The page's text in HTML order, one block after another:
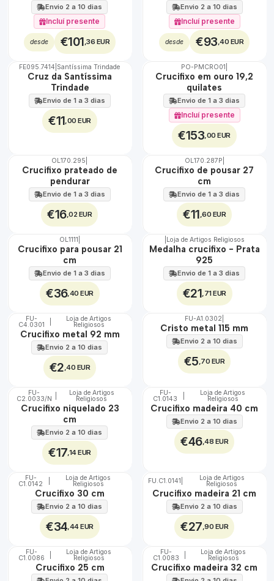
Envio 2 a 10 dias
Incluí presente
desde €101 ,36 EUR
Envio 2 a 10 dias
Incluí presente
desde €93 ,40 EUR
FE095.7414 Santíssima Trindade
Cruz da Santíssima
Trindade
Envio de 1 a 3 dias
€11 ,00 EUR
🇵🇹
PO-PMCRO01
Crucifixo em ouro 19,2
quilates
Envio de 1 a 3 dias
Incluí presente
€153 ,00 EUR
OL170.295
Crucifixo prateado de
pendurar
Envio de 1 a 3 dias
€16,02 EUR
OL170.287P
Crucifixo de pousar 27
cm
Envio de 1 a 3 dias
€11 ,60 EUR
OL1111
Crucifixo para pousar 21
cm
Envio de 1 a 3 dias
€36,40 EUR
🇵🇹
Loja de Artigos Religiosos
Medalha crucifixo - Prata
925
Envio de 1 a 3 dias
€21 ,71 EUR
🇵🇹
100%
FU-
C4.0301
Loja de Artigos
Religiosos
Crucifixo metal 92 mm
Envio 2 a 10 dias
€2 ,40 EUR
🇵🇹
100%
FU-A1.0302
Cristo metal 115 mm
Envio 2 a 10 dias
€5 ,70 EUR
🇵🇹
100%
FU-
C2.0033/N
Loja de Artigos
Religiosos
Crucifixo niquelado 23
cm
Envio 2 a 10 dias
€17,14 EUR
🇵🇹
100%
FU-
C1.0143
Loja de Artigos
Religiosos
Crucifixo madeira 40 cm
Envio 2 a 10 dias
€46,48 EUR
🇵🇹
100%
FU-
C1.0142
Loja de Artigos
Religiosos
Crucifixo 30 cm
Envio 2 a 10 dias
€34 ,44 EUR
🇵🇹
100%
FU.C1.0141 Loja de Artigos
Religiosos
Crucifixo madeira 21 cm
Envio 2 a 10 dias
€27 ,90 EUR
🇵🇹
100%
FU-
C1.0086
Loja de Artigos
Religiosos
Crucifixo 25 cm
🇵🇹
100%
FU-
C1.0083
Loja de Artigos
Religiosos
Crucifixo madeira 32 cm